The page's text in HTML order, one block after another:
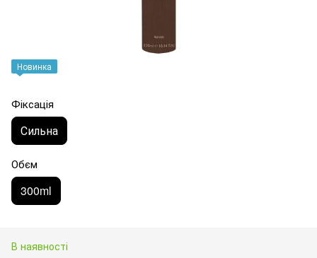
Новинка
Фіксація
Сильна
Обєм
300ml
В наявності